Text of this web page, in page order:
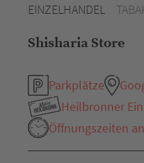
EINZELHANDEL
Shisharia Store
Parkplätze
Heilbronner
Öffnungszeiten